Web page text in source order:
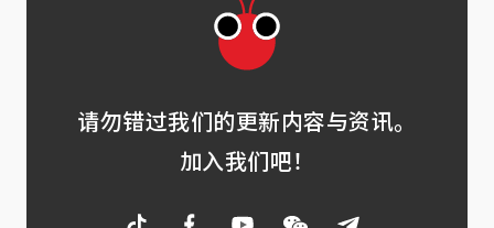
请勿错过我们的更新内容与资讯。
加入我们吧！